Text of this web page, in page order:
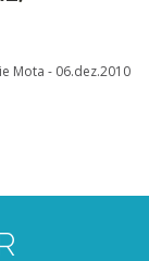
Mota - 06.dez.2010